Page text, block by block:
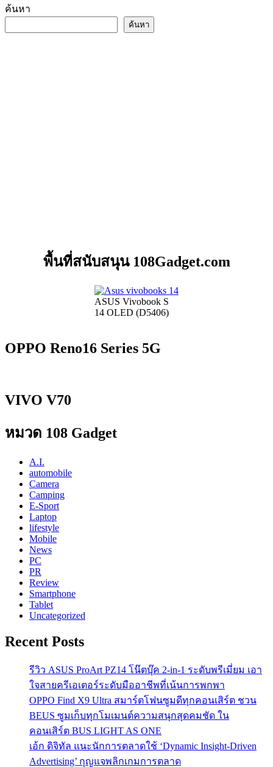
ค้นหา
ค้นหา
พื้นที่สนับสนุน 108Gadget.com
ASUS Vivobook S
14 OLED (D5406)
OPPO Reno16 Series 5G
VIVO V70
หมวด 108 Gadget
A.I.
automobile
Camera
Camping
E-Sport
Laptop
lifestyle
Mobile
News
PC
PR
Review
Smartphone
Tablet
Uncategorized
Recent Posts
รีวิว ASUS ProArt PZ14 โน๊ตบุ๊ค 2-in-1 ระดับพรีเมี่ยม เอา
ใจสายครีเอเตอร์ระดับมืออาชีพที่เน้นการพกพา
OPPO Find X9 Ultra สมาร์ตโฟนซูมดีทุกคอนเสิร์ต ชวน
BEUS ซูมเก็บทุกโมเมนต์ความสนุกสุดคมชัด ใน
คอนเสิร์ต BUS LIGHT AS ONE
เอ้ก ดิจิทัล แนะนักการตลาดใช้ ‘Dynamic Insight-Driven
Advertising’ กุญแจพลิกเกมการตลาด